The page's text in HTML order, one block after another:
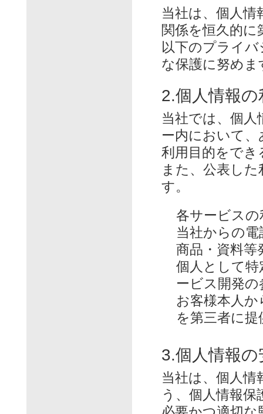
当社は、個人
関係を恒久的
以下のプライ
な保護に努めま
2.個人情報の
当社では、個
ー内において
利用目的をでき
また、公表し
す。
各サービス
当社からの
商品・資料等
個人として
ービス開発
お客様本人
を第三者に
3.個人情報の
当社は、個人
う、個人情報保